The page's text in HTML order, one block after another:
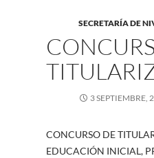
SECRETARÍA DE
3 SEPTIEMBRE,
CONCURSO DE
EDUCACIÓN INICIAL,